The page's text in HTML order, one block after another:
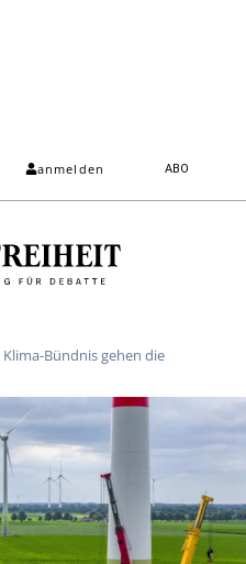
anmelden ABO
Bündnis gehen die